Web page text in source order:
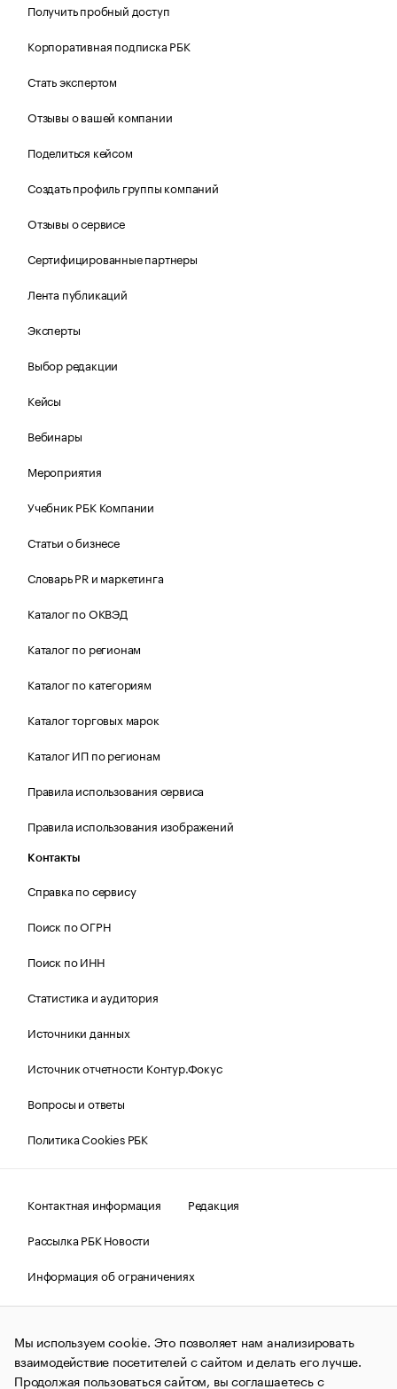
Получить пробный доступ
Корпоративная подписка РБК
Стать экспертом
Отзывы о вашей компании
Поделиться кейсом
Создать профиль группы компаний
Отзывы о сервисе
Сертифицированные партнеры
Лента публикаций
Эксперты
Выбор редакции
Кейсы
Вебинары
Мероприятия
Учебник РБК Компании
Статьи о бизнесе
Словарь PR и маркетинга
Каталог по ОКВЭД
Каталог по регионам
Каталог по категориям
Каталог торговых марок
Каталог ИП по регионам
Правила использования сервиса
Правила использования изображений
Контакты
Справка по сервису
Поиск по ОГРН
Поиск по ИНН
Статистика и аудитория
Источники данных
Источник отчетности Контур.Фокус
Вопросы и ответы
Политика Cookies РБК
Контактная информация
Редакция
Рассылка РБК Новости
Информация об ограничениях
Правовая информация
О соблюдении авторских прав
© АО «РОСБИЗНЕСКОНСАЛТИНГ»,1995–2026.Сообщения
и материалы информационного агентства «РБК»
(зарегистрировано Федеральной службой по надзору в сфере
Мы используем cookie. Это позволяет нам анализировать
взаимодействие посетителей с сайтом и делать его лучше.
Продолжая пользоваться сайтом, вы соглашаетесь с